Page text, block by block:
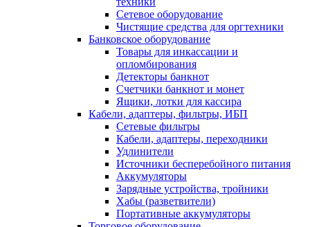
Сетевое оборудование
Чистящие средства для оргтехники
Банковское оборудование
Товары для инкассации и
опломбирования
Детекторы банкнот
Счетчики банкнот и монет
Ящики, лотки для кассира
Кабели, адаптеры, фильтры, ИБП
Сетевые фильтры
Кабели, адаптеры, переходники
Удлинители
Источники бесперебойного питания
Аккумуляторы
Зарядные устройства, тройники
Хабы (разветвители)
Портативные аккумуляторы